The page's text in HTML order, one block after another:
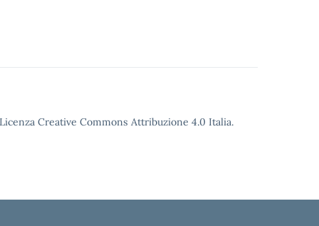
Creative Commons Attribuzione 4.0 Italia.